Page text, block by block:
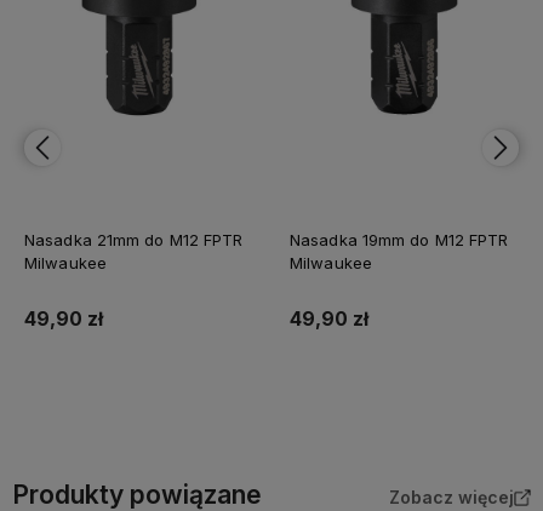
Nasadka 21mm do M12 FPTR
Milwaukee
49,90 zł
Nasadka 19mm do M12 FPTR
Milwaukee
49,90 zł
Produkty powiązane Zobacz więcej